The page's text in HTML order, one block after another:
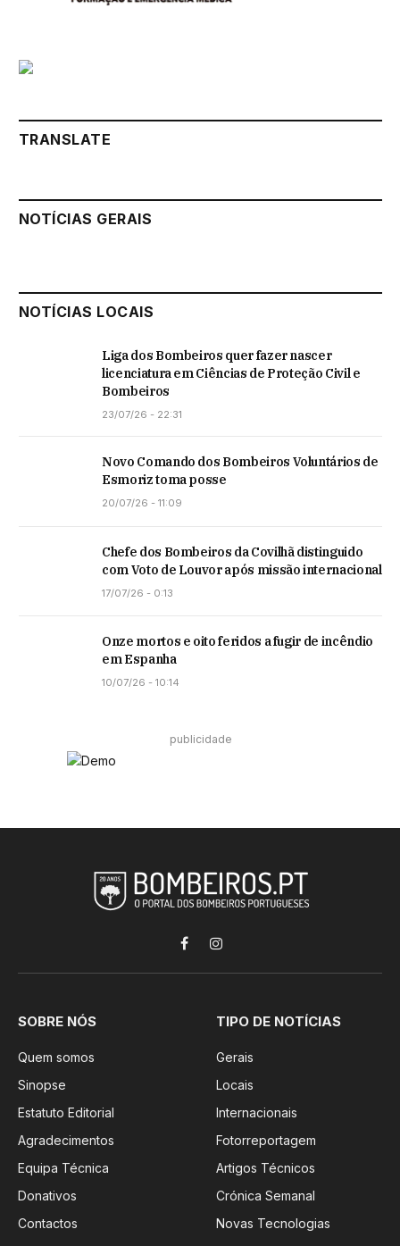
TRANSLATE
NOTÍCIAS GERAIS
NOTÍCIAS LOCAIS
Liga dos Bombeiros quer fazer nascer
licenciatura em Ciências de Proteção Civil e
Bombeiros
23/07/26 - 22:31
Novo Comando dos Bombeiros Voluntários de
Esmoriz toma posse
20/07/26 - 11:09
Chefe dos Bombeiros da Covilhã distinguido
com Voto de Louvor após missão internacional
17/07/26 - 0:13
Onze mortos e oito feridos a fugir de incêndio
em Espanha
10/07/26 - 10:14
publicidade
FacebookInstagram
SOBRE NÓS
Quem somos
Sinopse
Estatuto Editorial
Agradecimentos
Equipa Técnica
Donativos
Contactos
TIPO DE NOTÍCIAS
Gerais
Locais
Internacionais
Fotorreportagem
Artigos Técnicos
Crónica Semanal
Novas Tecnologias